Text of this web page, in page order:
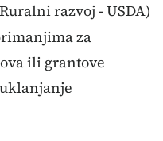
razvoj - USDA)
za
ili grantove